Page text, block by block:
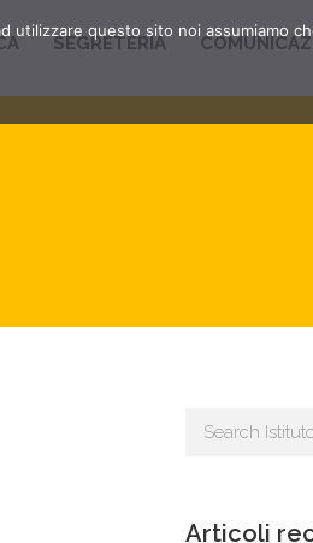
SEGRETERIA
Articoli
utilizzare questo sito noi assumiamo